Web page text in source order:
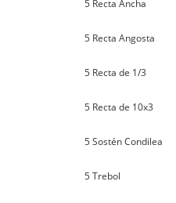
5 Recta Ancha
5 Recta Angosta
5 Recta de 1/3
5 Recta de 10x3
5 Sostén Condilea
5 Trebol